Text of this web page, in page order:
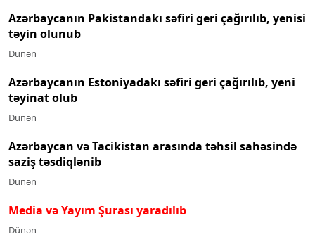
Azərbaycanın Pakistandakı səfiri geri çağırılıb, yenisi
təyin olunub
Dünən
Azərbaycanın Estoniyadakı səfiri geri çağırılıb, yeni
təyinat olub
Dünən
Azərbaycan və Tacikistan arasında təhsil sahəsində
saziş təsdiqlənib
Dünən
Media və Yayım Şurası yaradılıb
Dünən